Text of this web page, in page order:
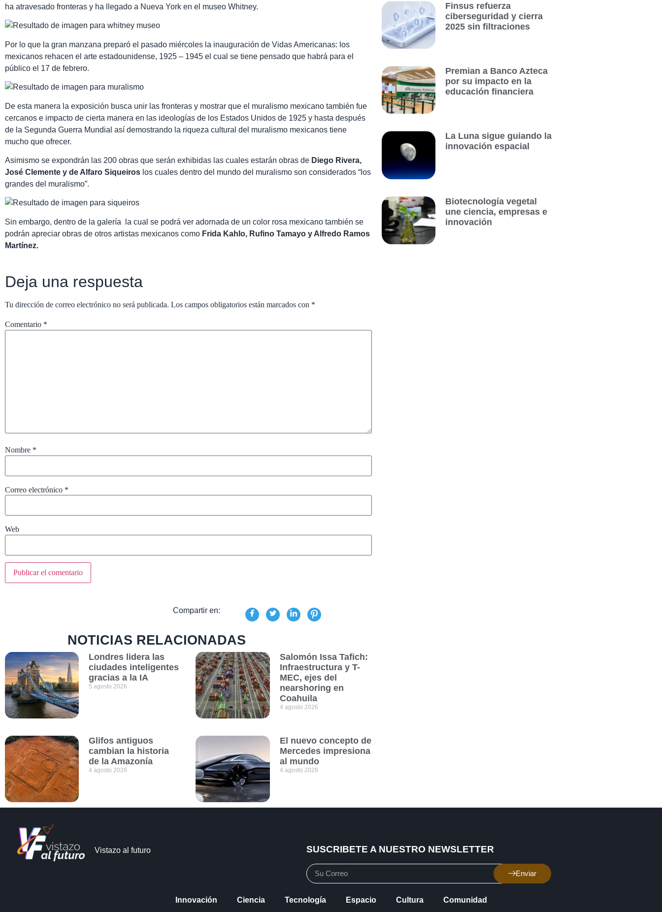
ha atravesado fronteras y ha llegado a Nueva York en el museo Whitney.
Por lo que la gran manzana preparó el pasado miércoles la inauguración de Vidas Americanas: los
mexicanos rehacen el arte estadounidense, 1925 – 1945 el cual se tiene pensado que habrá para el
público el 17 de febrero.
De esta manera la exposición busca unir las fronteras y mostrar que el muralismo mexicano también fue
cercanos e impacto de cierta manera en las ideologías de los Estados Unidos de 1925 y hasta después
de la Segunda Guerra Mundial así demostrando la riqueza cultural del muralismo mexicanos tiene
mucho que ofrecer.
Asimismo se expondrán las 200 obras que serán exhibidas las cuales estarán obras de Diego Rivera,
José Clemente y de Alfaro Siqueiros los cuales dentro del mundo del muralismo son considerados “los
grandes del muralismo”.
Sin embargo, dentro de la galería la cual se podrá ver adornada de un color rosa mexicano también se
podrán apreciar obras de otros artistas mexicanos como Frida Kahlo, Rufino Tamayo y Alfredo Ramos
Martínez.
Deja una respuesta
Tu dirección de correo electrónico no será publicada. Los campos obligatorios están marcados con *
Comentario *
Nombre *
Correo electrónico *
Web
Compartir en:
NOTICIAS RELACIONADAS
Londres lidera las
ciudades inteligentes
gracias a la IA
5 agosto 2026
Salomón Issa Tafich:
Infraestructura y T-
MEC, ejes del
nearshoring en
Coahuila
4 agosto 2026
Glifos antiguos
cambian la historia
de la Amazonía
4 agosto 2026
El nuevo concepto de
Mercedes impresiona
al mundo
4 agosto 2026
Finsus refuerza
ciberseguridad y cierra
2025 sin filtraciones
Premian a Banco Azteca
por su impacto en la
educación financiera
La Luna sigue guiando la
innovación espacial
Biotecnología vegetal
une ciencia, empresas e
innovación
Vistazo al futuro SUSCRIBETE A NUESTRO NEWSLETTER
Enviar
Innovación Ciencia Tecnología Espacio Cultura Comunidad